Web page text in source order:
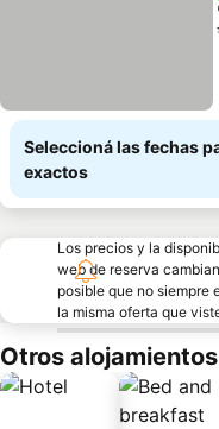
Seleccioná las fechas
exactos
Los precios y la
web de reserva
posible que no siempre
la misma oferta que
Otros